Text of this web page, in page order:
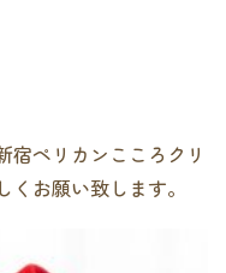
宿ペリカンこころクリ
お願い致します。